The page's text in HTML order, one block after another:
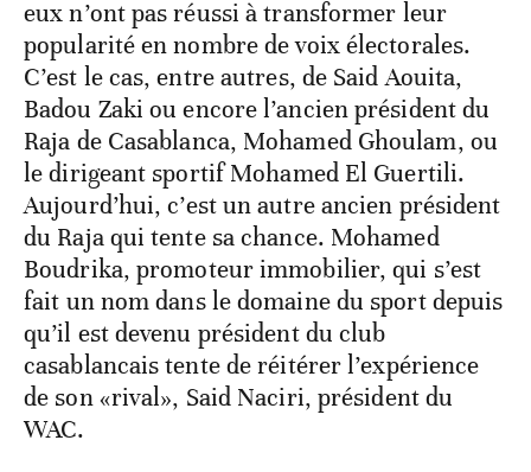
eux n’ont pas réussi à transformer leur
popularité en nombre de voix électorales.
C’est le cas, entre autres, de Said Aouita,
Badou Zaki ou encore l’ancien président du
Raja de Casablanca, Mohamed Ghoulam, ou
le dirigeant sportif Mohamed El Guertili.
Aujourd’hui, c’est un autre ancien président
du Raja qui tente sa chance. Mohamed
Boudrika, promoteur immobilier, qui s’est
fait un nom dans le domaine du sport depuis
qu’il est devenu président du club
casablancais tente de réitérer l’expérience
de son «rival», Said Naciri, président du
WAC.